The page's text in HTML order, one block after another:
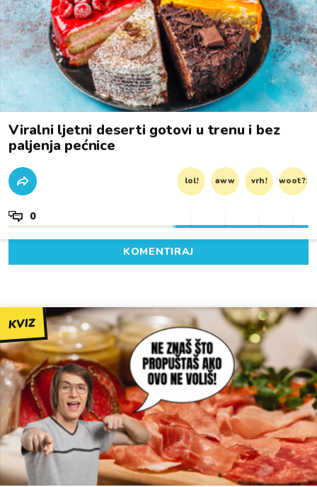
Viralni ljetni deserti gotovi u trenu i bez
paljenja pećnice
lol! aww vrh! woot?!
0
KOMENTIRAJ
KVIZ